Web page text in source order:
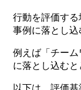
行動を評価す
事例に落とし込
例えば「チー
に落とし込むと
以下は、評価基